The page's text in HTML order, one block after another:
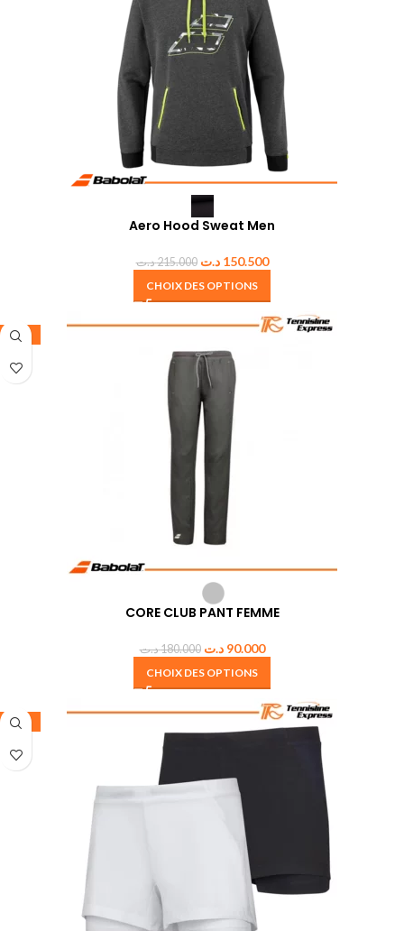
Aero Hood Sweat Men
215.000د.ت 150.500 د.ت
CHOIX DES OPTIONS
-50%
CORE CLUB PANT FEMME
180.000د.ت 90.000 د.ت
CHOIX DES OPTIONS
-35%